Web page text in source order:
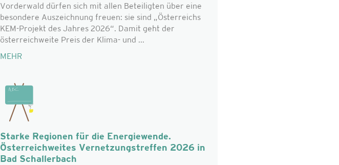
Vorderwald dürfen sich mit allen Beteiligten über eine
besondere Auszeichnung freuen: sie sind „Österreichs
KEM-Projekt des Jahres 2026“. Damit geht der
österreichweite Preis der Klima- und ...
MEHR
Starke Regionen für die Energiewende.
Österreichweites Vernetzungstreffen 2026 in
Bad Schallerbach